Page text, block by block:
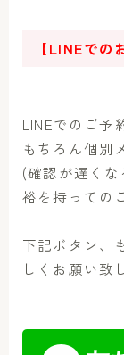
【LINEでの
LINEでのご予
もちろん個別
(確認が遅く
裕を持っての
下記ボタン、
しくお願い